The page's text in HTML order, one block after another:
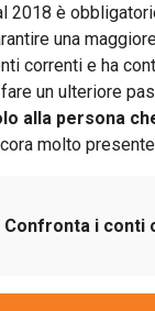
2018 è
una
correnti e ha
un ulteriore
alla persona
molto
Confronta i conti